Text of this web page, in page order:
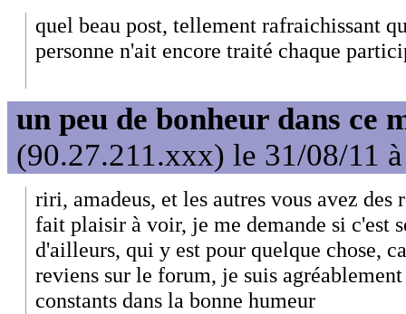
quel beau post, tellement rafraichissant
personne n'ait encore traité chaque
un peu de bonheur dans ce
(90.27.211.xxx) le 31/08/11
riri, amadeus, et les autres vous avez des
fait plaisir à voir, je me demande si c'est
d'ailleurs, qui y est pour quelque chose,
reviens sur le forum, je suis
constants dans la bonne humeur